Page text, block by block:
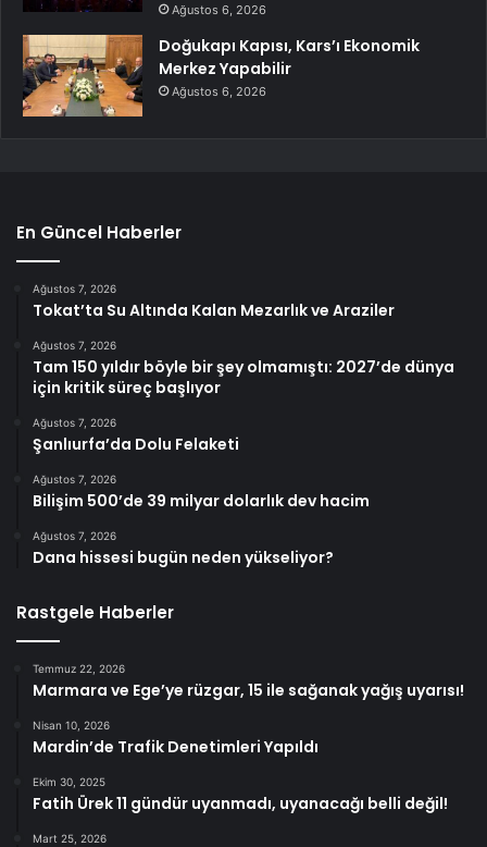
Ağustos 6, 2026
Doğukapı Kapısı, Kars’ı Ekonomik
Merkez Yapabilir
Ağustos 6, 2026
En Güncel Haberler
Ağustos 7, 2026
Tokat’ta Su Altında Kalan Mezarlık ve Araziler
Ağustos 7, 2026
Tam 150 yıldır böyle bir şey olmamıştı: 2027’de dünya
için kritik süreç başlıyor
Ağustos 7, 2026
Şanlıurfa’da Dolu Felaketi
Ağustos 7, 2026
Bilişim 500’de 39 milyar dolarlık dev hacim
Ağustos 7, 2026
Dana hissesi bugün neden yükseliyor?
Rastgele Haberler
Temmuz 22, 2026
Marmara ve Ege’ye rüzgar, 15 ile sağanak yağış uyarısı!
Nisan 10, 2026
Mardin’de Trafik Denetimleri Yapıldı
Ekim 30, 2025
Fatih Ürek 11 gündür uyanmadı, uyanacağı belli değil!
Mart 25, 2026